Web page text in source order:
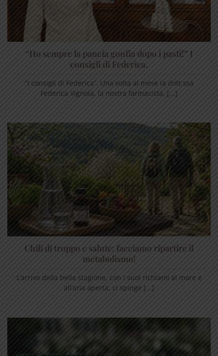
“Ho sempre la pancia gonfia dopo i pasti!” I
consigli di Federica.
“I consigli di Federica”. Una volta al mese la dott.ssa
Federica Vignola, la nostra farmacista, [...]
Chili di troppo e salute: facciamo ripartire il
metabolismo!
L’arrivo della bella stagione, con i suoi richiami al mare e
all’aria aperta, ci spinge [...]